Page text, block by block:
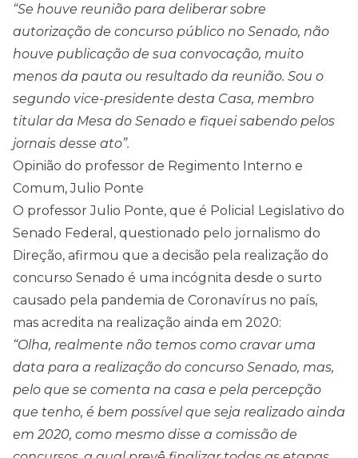
“Se houve reunião para deliberar sobre
autorização de concurso público no Senado, não
houve publicação de sua convocação, muito
menos da pauta ou resultado da reunião. Sou o
segundo vice-presidente desta Casa, membro
titular da Mesa do Senado e fiquei sabendo pelos
jornais desse ato”.
Opinião do professor de Regimento Interno e
Comum, Julio Ponte
O professor Julio Ponte, que é Policial Legislativo do
Senado Federal, questionado pelo jornalismo do
Direção, afirmou que a decisão pela realização do
concurso Senado é uma incógnita desde o surto
causado pela pandemia de Coronavírus no país,
mas acredita na realização ainda em 2020:
“Olha, realmente não temos como cravar uma
data para a realização do concurso Senado, mas,
pelo que se comenta na casa e pela percepção
que tenho, é bem possível que seja realizado ainda
em 2020, como mesmo disse a comissão de